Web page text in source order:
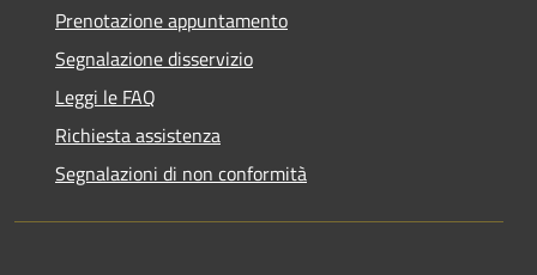
Prenotazione appuntamento
Segnalazione disservizio
Leggi le FAQ
Richiesta assistenza
Segnalazioni di non conformità